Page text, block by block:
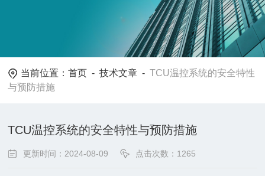
当前位置：首页 -技术文章 -TCU温控系统的安全特性
与预防措施
TCU温控系统的安全特性与预防措施
更新时间：2024-08-09 点击次数：1265